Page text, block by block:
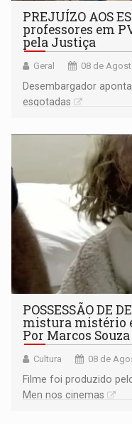
PREJUÍZO AOS
professores em
pela Justiça
Geral 08 de
Desembargador
esgotadas
POSSESSÃO DE
mistura mistério
Por Marcos Souza
Cultura 08 de
Filme foi produzido
Men nos cinemas